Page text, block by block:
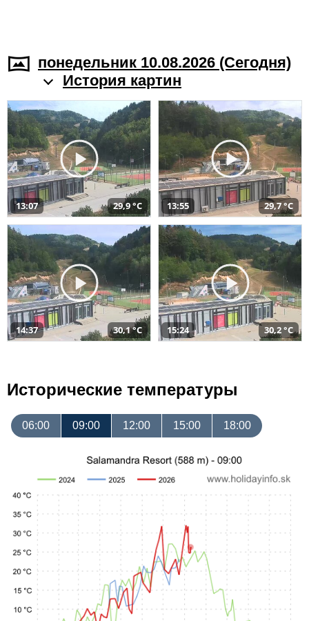
понедельник 10.08.2026 (Cегодня)
История картин
13:07 29,9 °C 13:55 29,7 °C
14:37 30,1 °C 15:24 30,2 °C
Исторические температуры
06:00 09:00 12:00 15:00 18:00